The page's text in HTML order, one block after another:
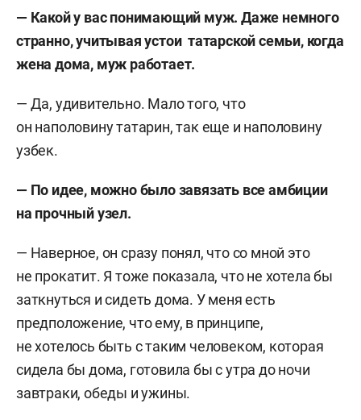
— Какой у вас понимающий муж. Даже немного
странно, учитывая устои татарской семьи, когда
жена дома, муж работает.
— Да, удивительно. Мало того, что
он наполовину татарин, так еще и наполовину
узбек.
— По идее, можно было завязать все амбиции
на прочный узел.
— Наверное, он сразу понял, что со мной это
не прокатит. Я тоже показала, что не хотела бы
заткнуться и сидеть дома. У меня есть
предположение, что ему, в принципе,
не хотелось быть с таким человеком, которая
сидела бы дома, готовила бы с утра до ночи
завтраки, обеды и ужины.